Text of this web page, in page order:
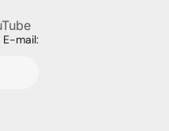
E-mail: